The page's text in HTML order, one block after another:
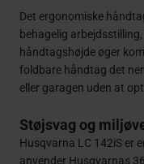
Det ergonomiske
behagelig
håndtagshøjde øger
foldbare håndtag det
eller garagen uden at
Støjsvag og
Husqvarna LC 142iS er
anvender Husqvarnas